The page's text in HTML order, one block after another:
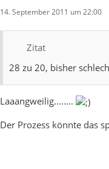
14. September 2011 um 22:00
Zitat
28 zu 20, bisher
Laaangweilig........
Der Prozess könnte das